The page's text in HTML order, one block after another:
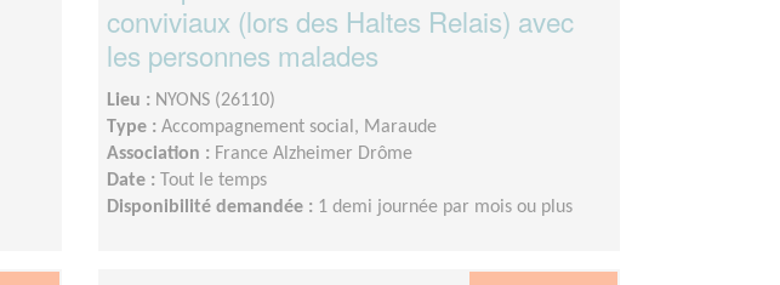
conviviaux (lors des Haltes Relais) avec
les personnes malades
Lieu : NYONS (26110)
Type : Accompagnement social, Maraude
Association : France Alzheimer Drôme
Date :
Tout le temps
Disponibilité demandée : 1 demi journée par mois ou plus